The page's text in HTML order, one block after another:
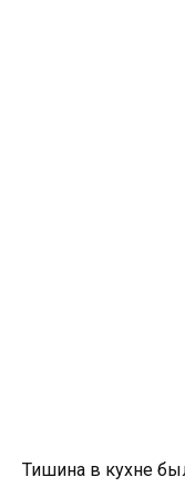
Тишина в кухне